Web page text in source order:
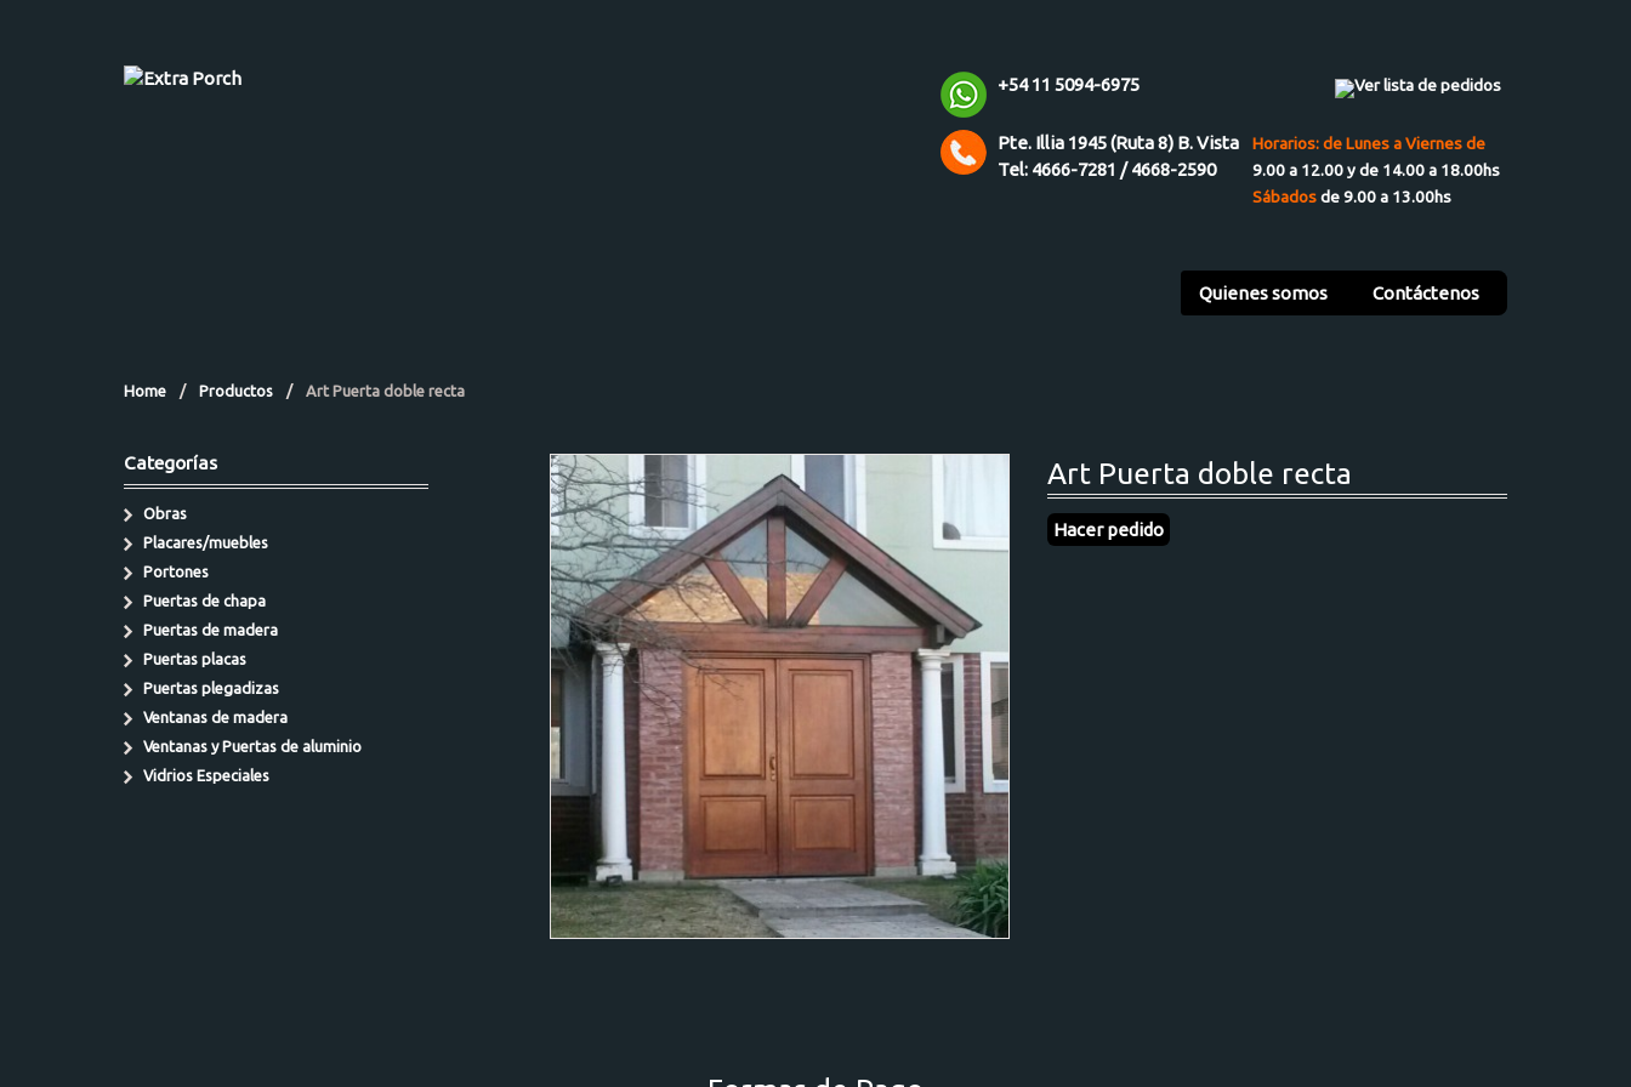
+54 11 5094-6975 Ver lista de pedidos
Pte. Illia 1945 (Ruta 8) B. Vista
Tel: 4666-7281 / 4668-2590
Horarios: de Lunes a Viernes de
9.00 a 12.00 y de 14.00 a 18.00hs
Sábadosde 9.00 a 13.00hs
Quienes somos Contáctenos
Home / Productos / Art Puerta doble recta
Art Puerta doble recta
Hacer pedido
Categorías
Obras
Placares/muebles
Portones
Puertas de chapa
Puertas de madera
Puertas placas
Puertas plegadizas
Ventanas de madera
Ventanas y Puertas de aluminio
Vidrios Especiales